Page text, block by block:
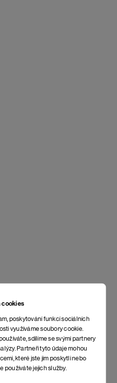
cookies
poskytování funkcí sociálních
využíváme soubory cookie.
sdílíme se svými partnery
Partneři tyto údaje mohou
které jste jim poskytli nebo
používáte jejich služby.